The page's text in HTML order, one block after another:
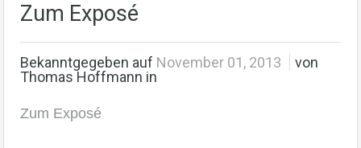
Zum Exposé
Bekanntgegeben auf November 01, 2013
von
Thomas Hoffmann in
Zum Exposé